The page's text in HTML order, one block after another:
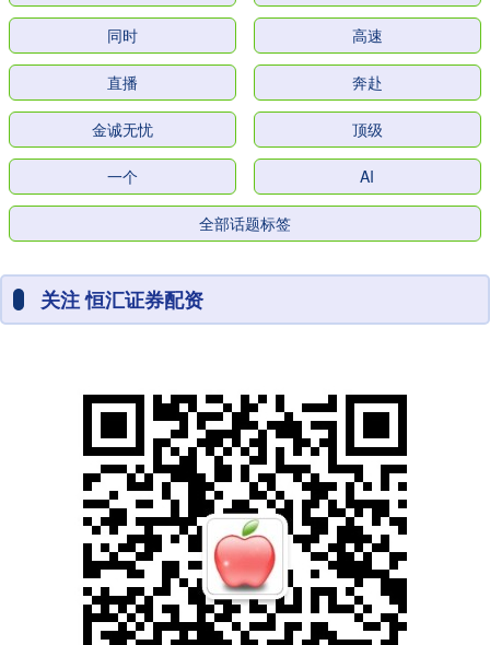
同时 高速
直播 奔赴
金诚无忧 顶级
一个 AI
全部话题标签
关注 恒汇证券配资